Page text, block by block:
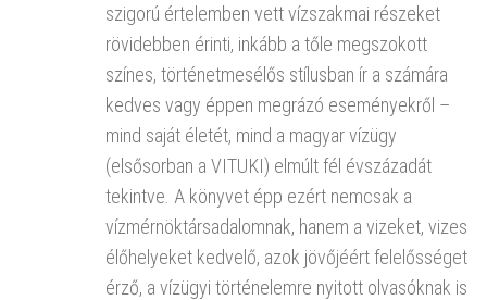
szigorú értelemben vett vízszakmai részeket
rövidebben érinti, inkább a tőle megszokott
színes, történetmesélős stílusban ír a számára
kedves vagy éppen megrázó eseményekről –
mind saját életét, mind a magyar vízügy
(elsősorban a VITUKI) elmúlt fél évszázadát
tekintve. A könyvet épp ezért nemcsak a
vízmérnöktársadalomnak, hanem a vizeket, vizes
élőhelyeket kedvelő, azok jövőjéért felelősséget
érző, a vízügyi történelemre nyitott olvasóknak is